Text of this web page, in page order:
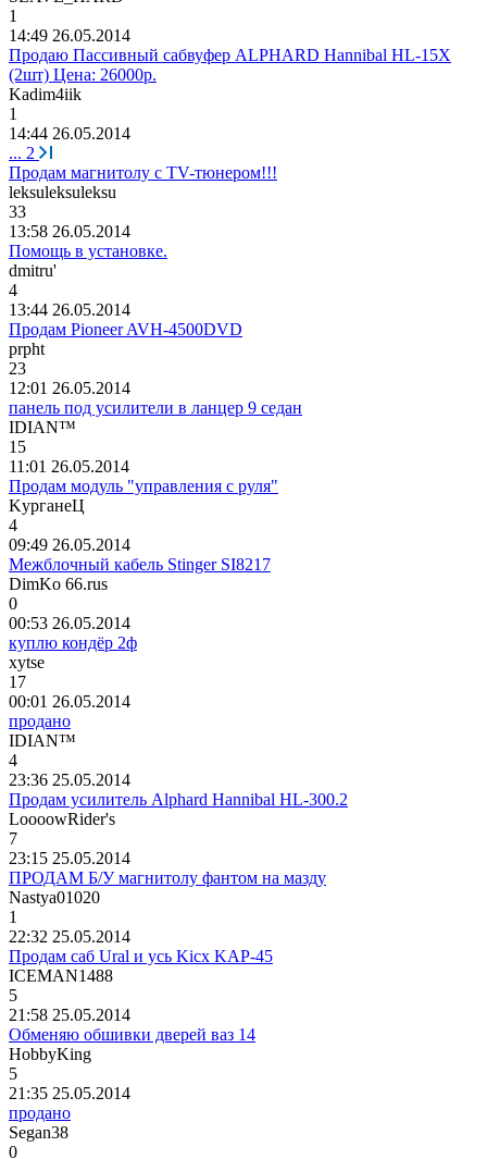
1
14:49 26.05.2014
Продаю Пассивный сабвуфер ALPHARD Hannibal HL-15X
(2шт) Цена: 26000р.
Kadim4iik
1
14:44 26.05.2014
... 2
Продам магнитолу с TV-тюнером!!!
leksuleksuleksu
33
13:58 26.05.2014
Помощь в установке.
dmitru'
4
13:44 26.05.2014
Продам Pioneer AVH-4500DVD
prpht
23
12:01 26.05.2014
панель под усилители в ланцер 9 седан
IDIАN™
15
11:01 26.05.2014
Продам модуль "управления с руля"
KурганеЦ
4
09:49 26.05.2014
Межблочный кабель Stinger SI8217
DimKo 66.rus
0
00:53 26.05.2014
куплю кондёр 2ф
xytse
17
00:01 26.05.2014
продано
IDIАN™
4
23:36 25.05.2014
Продам усилитель Alphard Hannibal HL-300.2
LoooowRider's
7
23:15 25.05.2014
ПРОДАМ Б/У магнитолу фантом на мазду
Nastya01020
1
22:32 25.05.2014
Продам саб Ural и усь Kicx KAP-45
ICEMAN1488
5
21:58 25.05.2014
Обменяю обшивки дверей ваз 14
HobbyKing
5
21:35 25.05.2014
продано
Segan38
0